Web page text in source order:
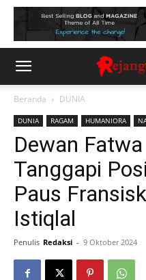
Beranda DUNIA
DUNIA RAGAM HUMANIORA
Dewan
Tanggapi
Paus
Istiqlal
Penulis Redaksi - 9 Oktober 2024